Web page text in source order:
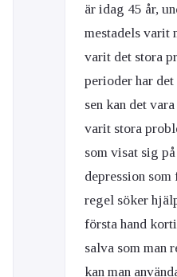
är idag 45 år,
mestadels varit
varit det stora
perioder har
sen kan det
varit stora
som visat sig
depression
regel söker
första hand
salva som man
kan man